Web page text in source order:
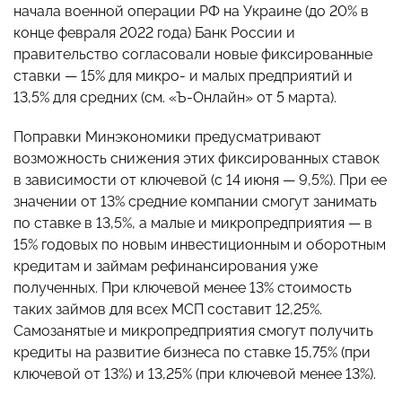
начала военной операции РФ на Украине (до 20% в
конце февраля 2022 года) Банк России и
правительство согласовали новые фиксированные
ставки — 15% для микро- и малых предприятий и
13,5% для средних (см. «Ъ-Онлайн» от 5 марта).
Поправки Минэкономики предусматривают
возможность снижения этих фиксированных ставок
в зависимости от ключевой (с 14 июня — 9,5%). При ее
значении от 13% средние компании смогут занимать
по ставке в 13,5%, а малые и микропредприятия — в
15% годовых по новым инвестиционным и оборотным
кредитам и займам рефинансирования уже
полученных. При ключевой менее 13% стоимость
таких займов для всех МСП составит 12,25%.
Самозанятые и микропредприятия смогут получить
кредиты на развитие бизнеса по ставке 15,75% (при
ключевой от 13%) и 13,25% (при ключевой менее 13%).